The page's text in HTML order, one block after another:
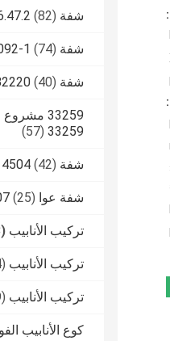
شفة ANSI B16.5 ASME B16.47.2 (82)
شفة DIN EN 1092-1 (74)
شفة JIS B2220 (40)
33259
33259
(57)
شفة BS 4504 (42)
شفة عوا C207-07 (25)
تركيب الأنابيب ASME B16.9
تركيب الأنابيب DIN EN 10253
تركيب الأنابيب SGP JIS B2311
كوع الأنابيب